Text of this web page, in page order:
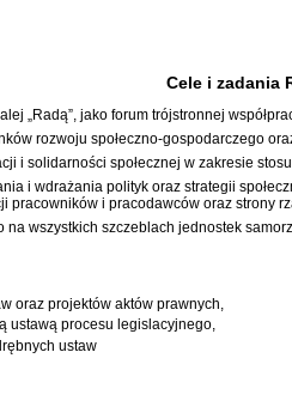
Cele i zadania
„Radą”, jako forum trójstronnej
rozwoju społeczno-gospodarczego
i solidarności społecznej w zakresie
i wdrażania polityk oraz strategii
pracowników i pracodawców oraz strony
wszystkich szczeblach jednostek
oraz projektów aktów prawnych,
ustawą procesu legislacyjnego,
ustaw